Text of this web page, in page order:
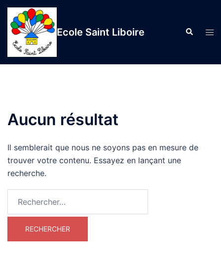
Aller
contenu
Ecole Saint Liboire
Aucun résultat
Il semblerait que nous ne soyons pas en mesure de
trouver votre contenu. Essayez en lançant une
recherche.